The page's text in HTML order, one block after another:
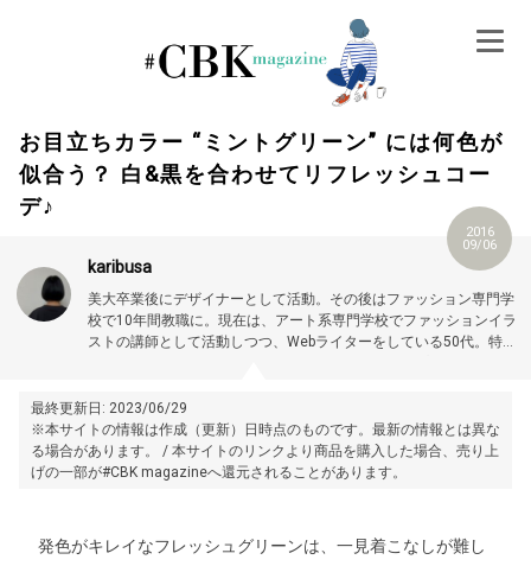
お目立ちカラー “ミントグリーン” には何色が
似合う？ 白&黒を合わせてリフレッシュコー
デ♪
2016
09/06
karibusa
美大卒業後にデザイナーとして活動。その後はファッション専門学
校で10年間教職に。現在は、アート系専門学校でファッションイラ
ストの講師として活動しつつ、Webライターをしている50代。特に
最終更新日: 2023/06/29
※本サイトの情報は作成（更新）日時点のものです。最新の情報とは異な
る場合があります。 / 本サイトのリンクより商品を購入した場合、売り上
げの一部が#CBK magazineへ還元されることがあります。
発色がキレイなフレッシュグリーンは、一見着こなしが難し